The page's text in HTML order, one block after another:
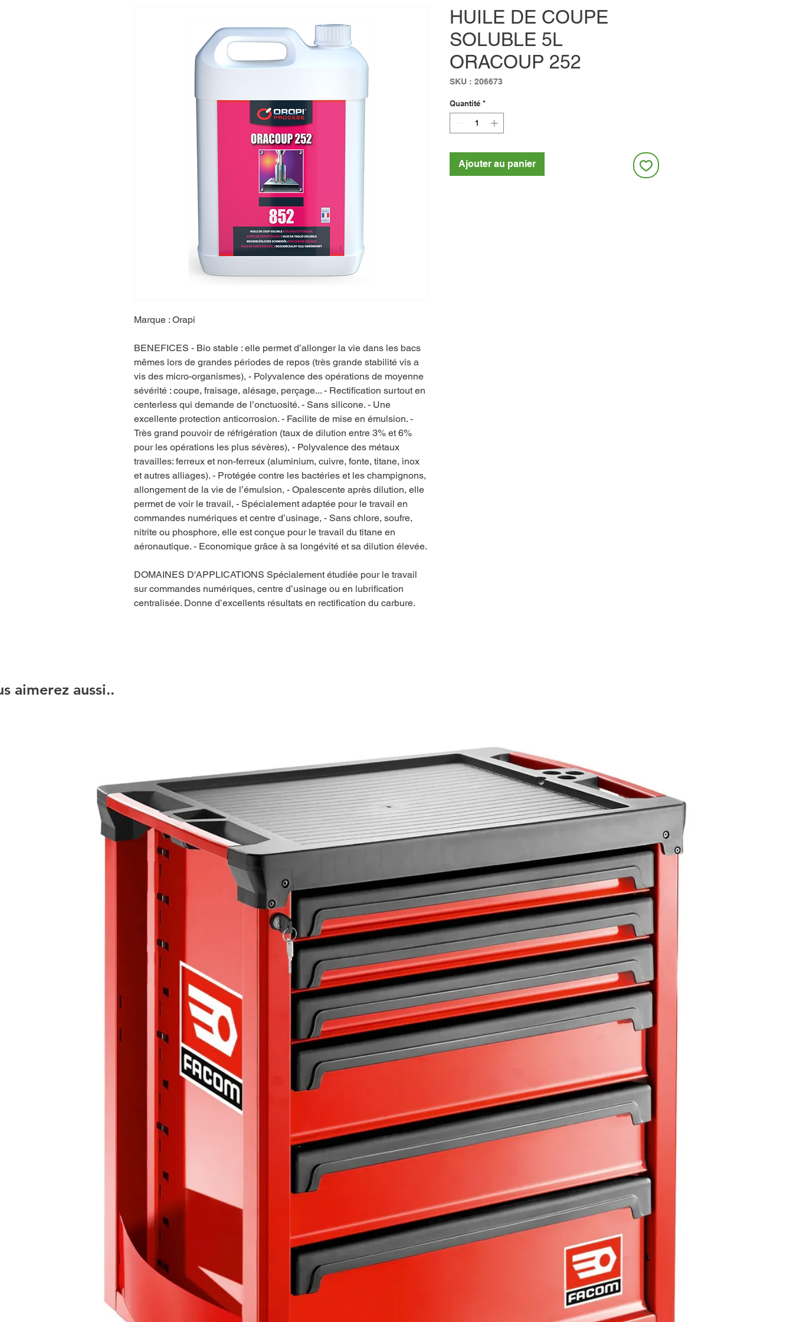
Marque : Orapi
BENEFICES - Bio stable : elle permet d’allonger la vie dans les bacs
mêmes lors de grandes périodes de repos (très grande stabilité vis a
vis des micro-organismes), - Polyvalence des opérations de moyenne
sévérité : coupe, fraisage, alésage, perçage... - Rectification surtout en
centerless qui demande de l’onctuosité. - Sans silicone. - Une
excellente protection anticorrosion. - Facilite de mise en émulsion. -
Très grand pouvoir de réfrigération (taux de dilution entre 3% et 6%
pour les opérations les plus sévères), - Polyvalence des métaux
travailles: ferreux et non-ferreux (aluminium, cuivre, fonte, titane, inox
et autres alliages). - Protégée contre les bactéries et les champignons,
allongement de la vie de l’émulsion, - Opalescente après dilution, elle
permet de voir le travail, - Spécialement adaptée pour le travail en
commandes numériques et centre d’usinage, - Sans chlore, soufre,
nitrite ou phosphore, elle est conçue pour le travail du titane en
aéronautique. - Economique grâce à sa longévité et sa dilution élevée.
DOMAINES D'APPLICATIONS Spécialement étudiée pour le travail
sur commandes numériques, centre d’usinage ou en lubrification
centralisée. Donne d’excellents résultats en rectification du carbure.
HUILE DE COUPE
SOLUBLE 5L
ORACOUP 252
SKU : 206673
Quantité *
Ajouter au panier
aimerez aussi..